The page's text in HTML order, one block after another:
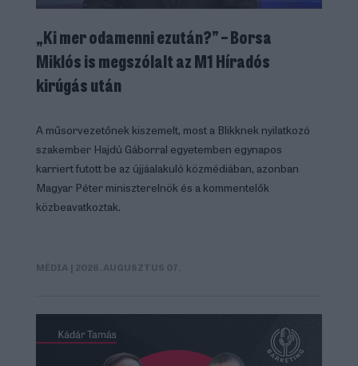
„Ki mer odamenni ezután?” – Borsa
Miklós is megszólalt az M1 Híradós
kirúgás után
A műsorvezetőnek kiszemelt, most a Blikknek nyilatkozó
szakember Hajdú Gáborral egyetemben egynapos
karriert futott be az újjáalakuló közmédiában, azonban
Magyar Péter miniszterelnök és a kommentelők
közbeavatkoztak.
MÉDIA | 2026. AUGUSZTUS 07.